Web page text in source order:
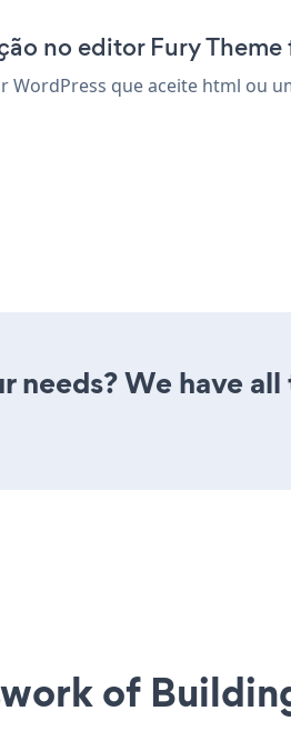
no editor Fury Theme
que aceite html ou
We have
of